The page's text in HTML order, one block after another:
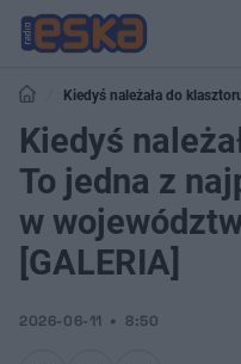
Kiedyś należała do
województwie małopolskim
Kiedyś
To jedna z
w
[GALERIA]
2026-06-11 8:50